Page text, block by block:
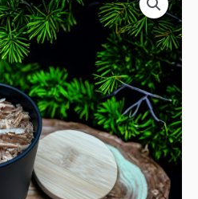
。
前
價
格：
NT$390。